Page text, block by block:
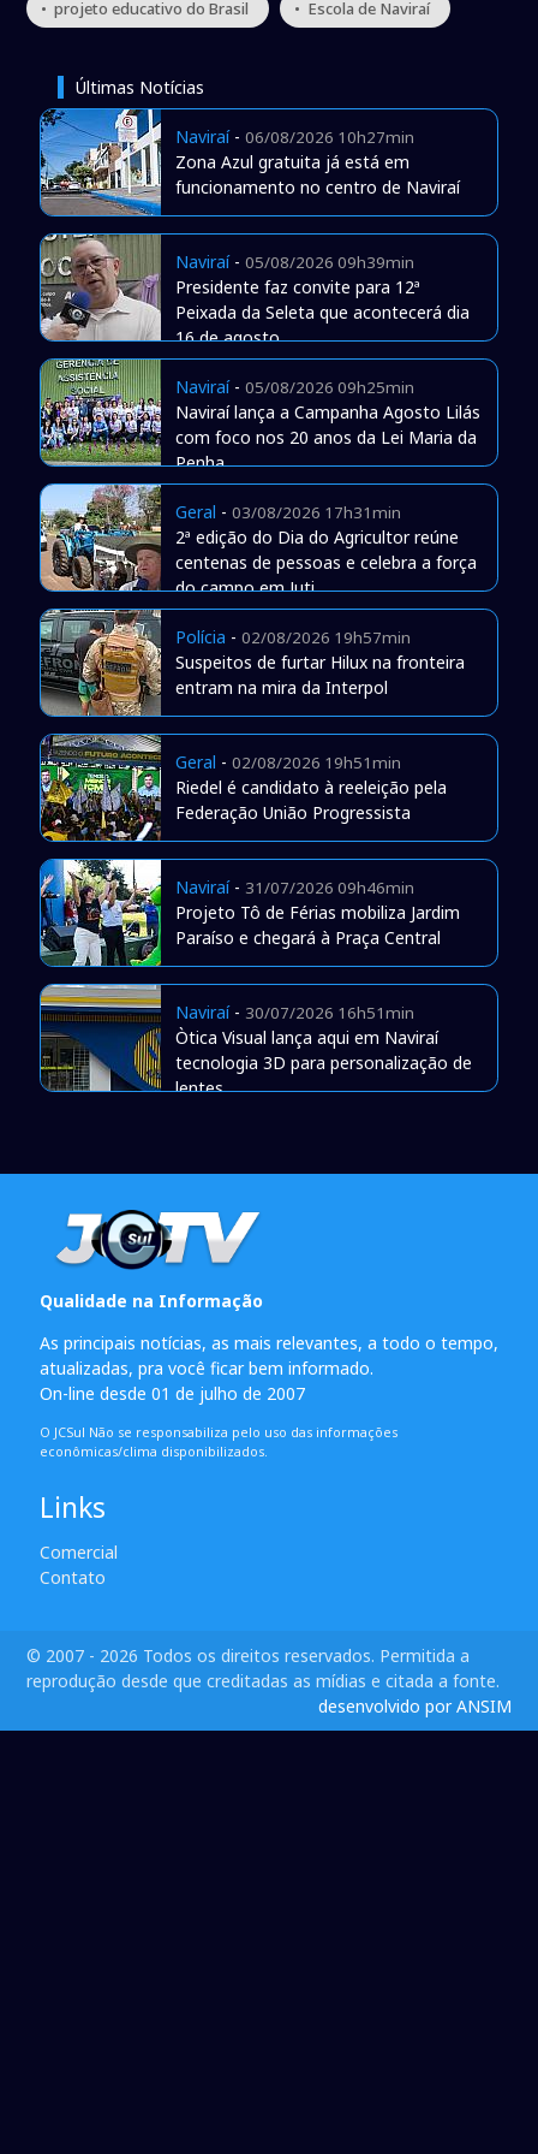
• projeto educativo do Brasil • Escola de Naviraí
Últimas Notícias
Naviraí- 06/08/2026 10h27min
Zona Azul gratuita já está em
funcionamento no centro de Naviraí
Naviraí- 05/08/2026 09h39min
Presidente faz convite para 12ª
Peixada da Seleta que acontecerá dia
16 de agosto
Naviraí- 05/08/2026 09h25min
Naviraí lança a Campanha Agosto Lilás
com foco nos 20 anos da Lei Maria da
Penha
Geral - 03/08/2026 17h31min
2ª edição do Dia do Agricultor reúne
centenas de pessoas e celebra a força
do campo em Juti
Polícia - 02/08/2026 19h57min
Suspeitos de furtar Hilux na fronteira
entram na mira da Interpol
Geral - 02/08/2026 19h51min
Riedel é candidato à reeleição pela
Federação União Progressista
Naviraí- 31/07/2026 09h46min
Projeto Tô de Férias mobiliza Jardim
Paraíso e chegará à Praça Central
Naviraí- 30/07/2026 16h51min
Òtica Visual lança aqui em Naviraí
tecnologia 3D para personalização de
lentes
Qualidade na Informação
As principais notícias, as mais relevantes, a todo o tempo,
atualizadas, pra você ficar bem informado.
On-line desde 01 de julho de 2007
O JCSul Não se responsabiliza pelo uso das informações
econômicas/clima disponibilizados.
Links
Comercial
Contato
© 2007 - 2026 Todos os direitos reservados. Permitida a
reprodução desde que creditadas as mídias e citada a fonte.
desenvolvido por ANSIM